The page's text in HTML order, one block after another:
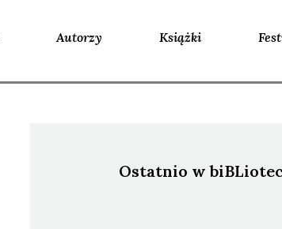
Autorzy Książki
Ostatnio w